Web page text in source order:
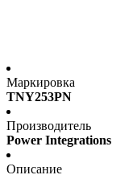
Маркировка
TNY253PN
Производитель
Power Integrations
Описание